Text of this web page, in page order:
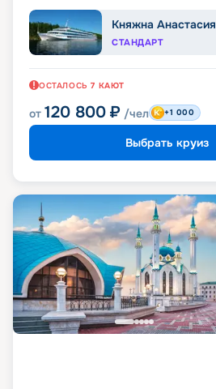
Княжна Анастасия
СТАНДАРТ
ОСТАЛОСЬ 7 КАЮТ
от 120 800 ₽ /чел +1 000
Выбрать круиз